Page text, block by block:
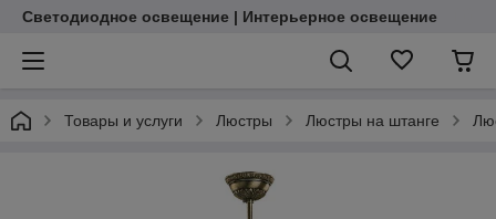
Светодиодное освещение | Интерьерное освещение
Товары и услуги Люстры Люстры на штанге